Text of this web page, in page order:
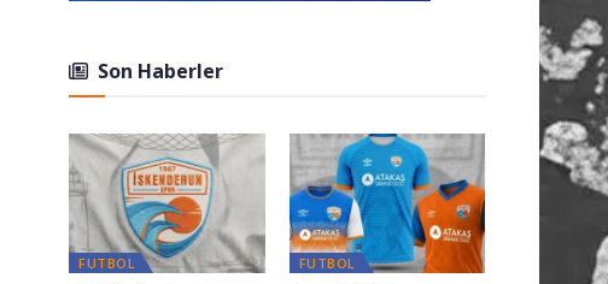
Son Haberler
FUTBOL FUTBOL